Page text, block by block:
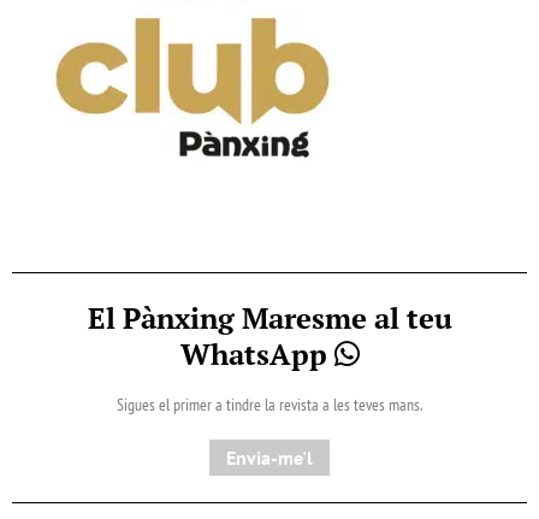
El Pànxing Maresme al teu
WhatsApp
Sigues el primer a tindre la revista a les teves mans.
Envia-me'l